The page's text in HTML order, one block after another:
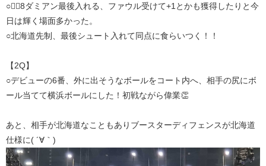
○🏴‍☠️8ダミアン最後入れる、ファウル受けて+1とかも獲得したりと今
日は輝く場面多かった。
○北海道先制、最後シュート入れて同点に食らいつく！！
【2Q】
○デビューの6番、外に出そうなボールをコート内へ、相手の尻にボ
ール当てて横浜ボールにした！初戦ながら偉業👏
あと、相手が北海道なこともありブースターディフェンスが北海道
仕様に( ´∀｀)